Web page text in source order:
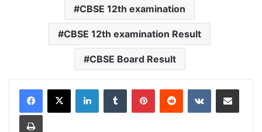
CBSE 12th examination
CBSE 12th examination Result
CBSE Board Result
LinkedInTumblr PinterestReddit VKontakteShare via Email
Print